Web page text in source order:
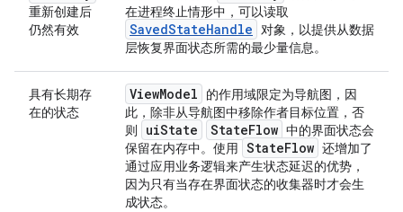
重新创建后
仍然有效
在进程终止情形中，可以读取
SavedStateHandle 对象，以提供从数据
层恢复界面状态所需的最少量信息。
具有长期存
在的状态
ViewModel
的作用域限定为导航图，因
此，除非从导航图中移除作者目标位置，否
则
uiState StateFlow 中的界面状态会
保留在内存中。使用 StateFlow 还增加了
通过应用业务逻辑来产生状态延迟的优势，
因为只有当存在界面状态的收集器时才会生
成状态。